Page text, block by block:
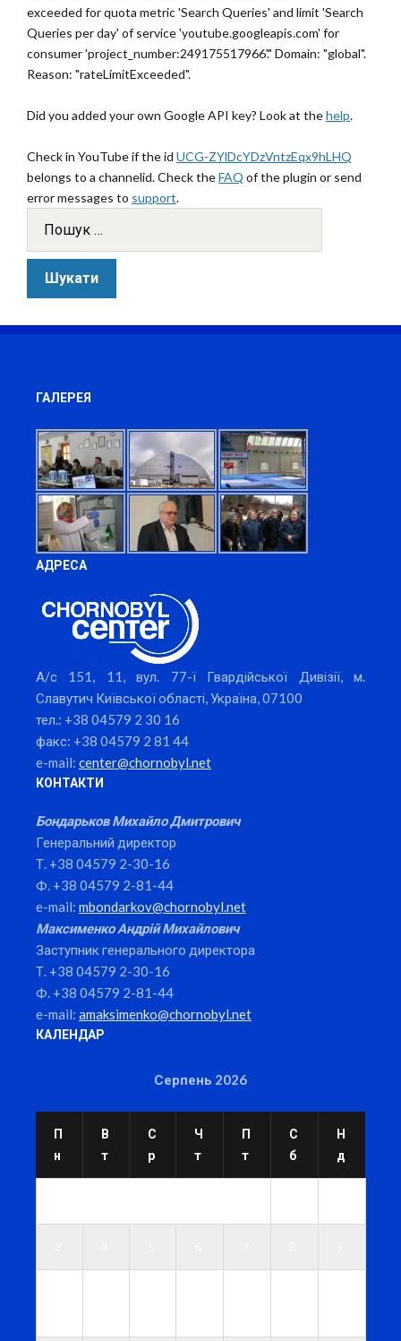
exceeded for quota metric 'Search Queries' and limit 'Search
Queries per day' of service 'youtube.googleapis.com' for
consumer 'project_number:249175517966'." Domain: "global".
Reason: "rateLimitExceeded".
Did you added your own Google API key? Look at thehelp.
Check in YouTube if the id UCG-ZYlDcYDzVntzEqx9hLHQ
belongs to a channelid. Check theFAQ of the plugin or send
error messages to support.
ГАЛЕРЕЯ
АДРЕСА
А/с 151, 11, вул. 77-ї Гвардійської Дивізії, м.
Славутич Київської області, Україна, 07100
тел.: +38 04579 2 30 16
факс: +38 04579 2 81 44
e-mail: center@chornobyl.net
КОНТАКТИ
Бондарьков Михайло Дмитрович
Генеральний директор
Т. +38 04579 2-30-16
Ф. +38 04579 2-81-44
e-mail: mbondarkov@chornobyl.net
Максименко Андрій Михайлович
Заступник генерального директора
Т. +38 04579 2-30-16
Ф. +38 04579 2-81-44
e-mail: amaksimenko@chornobyl.net
КАЛЕНДАР
Серпень 2026
П
н
В
т
С
р
Ч
т
П
т
С
б
Н
д